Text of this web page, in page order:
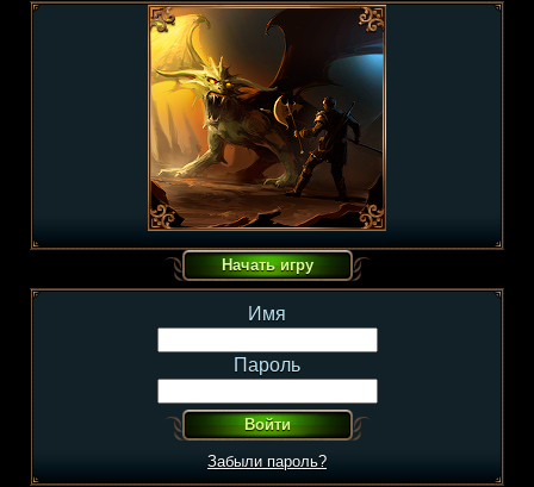
Имя
Пароль
Забыли пароль?